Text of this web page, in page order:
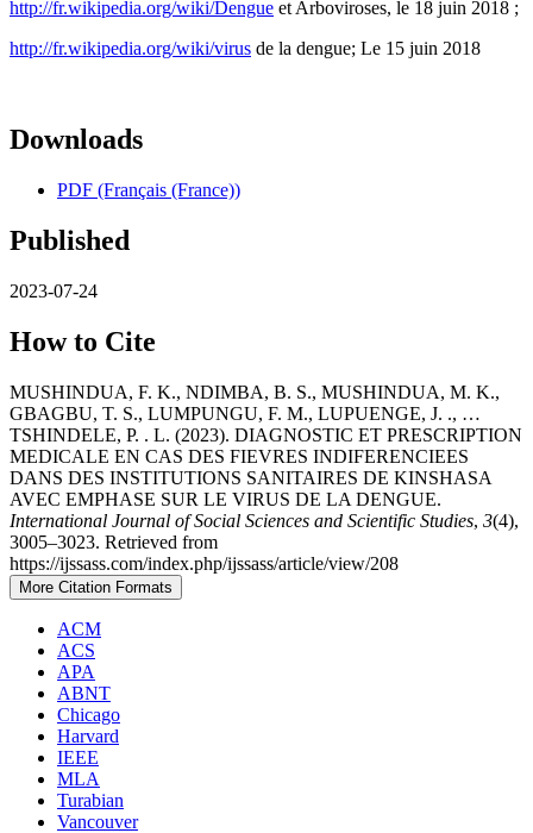
http://fr.wikipedia.org/wiki/Dengue et Arboviroses, le 18 juin 2018 ;
http://fr.wikipedia.org/wiki/virus de la dengue; Le 15 juin 2018
Downloads
PDF (Français (France))
Published
2023-07-24
How to Cite
MUSHINDUA, F. K., NDIMBA, B. S., MUSHINDUA, M. K.,
GBAGBU, T. S., LUMPUNGU, F. M., LUPUENGE, J. ., …
TSHINDELE, P. . L. (2023). DIAGNOSTIC ET PRESCRIPTION
MEDICALE EN CAS DES FIEVRES INDIFERENCIEES
DANS DES INSTITUTIONS SANITAIRES DE KINSHASA
AVEC EMPHASE SUR LE VIRUS DE LA DENGUE.
International Journal of Social Sciences and Scientific Studies, 3(4),
3005–3023. Retrieved from
https://ijssass.com/index.php/ijssass/article/view/208
More Citation Formats
ACM
ACS
APA
ABNT
Chicago
Harvard
IEEE
MLA
Turabian
Vancouver